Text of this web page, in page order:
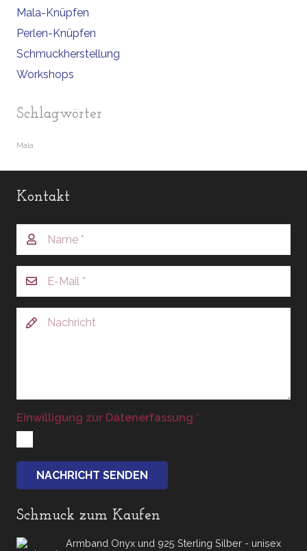
Mala-Knüpfen
Perlen-Knüpfen
Schmuckherstellung
Workshops
Schlagwörter
Mala
Kontakt
Einwilligung zur Datenerfassung *
NACHRICHT SENDEN
Schmuck zum Kaufen
Armband Onyx und 925 Sterling Silber - unisex